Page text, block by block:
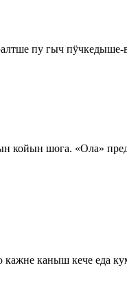
пу гыч
койын шога. «Ола»
каныш кече еда